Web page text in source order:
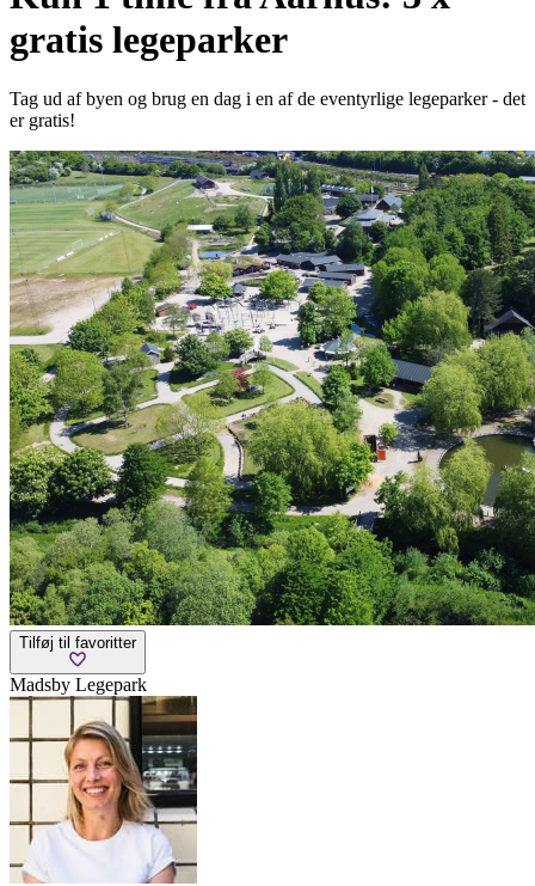
gratis legeparker
Tag ud af byen og brug en dag i en af de eventyrlige legeparker - det
er gratis!
Tilføj til favoritter
Madsby Legepark